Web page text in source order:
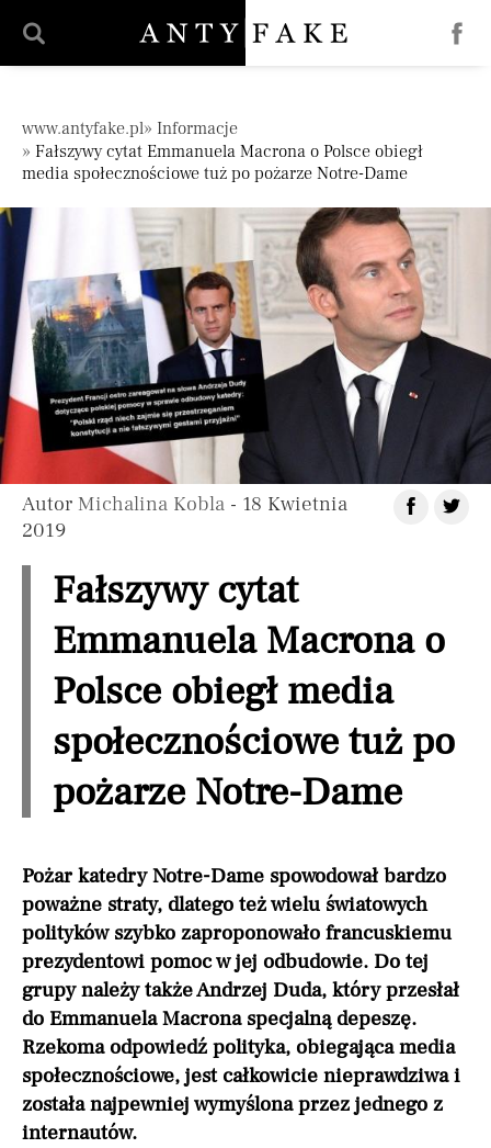
Pomiń nawigację
www.antyfake.pl
Informacje
Fałszywy cytat Emmanuela Macrona o Polsce obiegł
media społecznościowe tuż po pożarze Notre-Dame
Autor Michalina Kobla - 18 Kwietnia
2019
Fałszywy cytat
Emmanuela Macrona o
Polsce obiegł media
społecznościowe tuż po
pożarze Notre-Dame
Pożar katedry Notre-Dame spowodował bardzo
poważne straty, dlatego też wielu światowych
polityków szybko zaproponowało francuskiemu
prezydentowi pomoc w jej odbudowie. Do tej
grupy należy także Andrzej Duda, który przesłał
do Emmanuela Macrona specjalną depeszę.
Rzekoma odpowiedź polityka, obiegająca media
społecznościowe, jest całkowicie nieprawdziwa i
została najpewniej wymyślona przez jednego z
internautów.